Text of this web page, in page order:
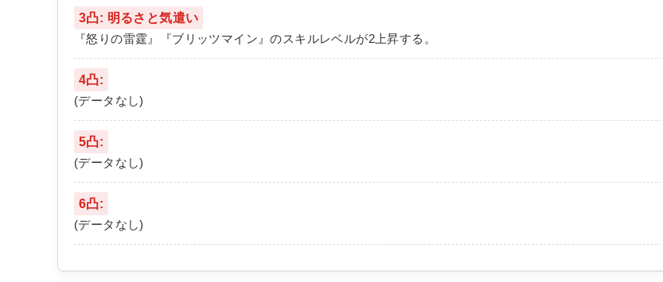
3凸: 明るさと気遣い
『怒りの雷霆』『ブリッツマイン』のスキルレベルが2上昇する。
4凸:
(データなし)
5凸:
(データなし)
6凸:
(データなし)